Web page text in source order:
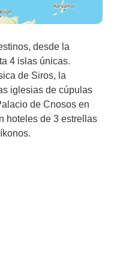
desde la
4 islas únicas.
de Siros, la
iglesias de cúpulas
de Cnosos en
hoteles de 3 estrellas